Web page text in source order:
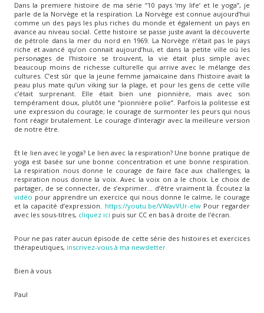
Dans la premiere histoire de ma série “10 pays ‘my life’ et le yoga”, je
parle de la Norvège et la respiration. La Norvège est connue aujourd’hui
comme un des pays les plus riches du monde et également un pays en
avance au niveau social. Cette histoire se passe juste avant la découverte
de pétrole dans la mer du nord en 1969. La Norvège n’était pas le pays
riche et avancé qu’on connait aujourd’hui, et dans la petite ville où les
personages de l’histoire se trouvent, la vie était plus simple avec
beaucoup moins de richesse culturelle qui arrive avec le mélange des
cultures. C’est sûr que la jeune femme jamaïcaine dans l’histoire avait la
peau plus mate qu’un viking sur la plage, et pour les gens de cette ville
c’était surprenant. Elle était bien une pionnière, mais avec son
tempérament doux, plutôt une “pionnière polie”. Parfois la politesse est
une expression du courage; le courage de surmonter les peurs qui nous
font réagir brutalement. Le courage d’interagir avec la meilleure version
de notre être.
Et le lien avec le yoga? Le lien avec la respiration? Une bonne pratique de
yoga est basée sur une bonne concentration et une bonne respiration.
La respiration nous donne le courage de faire face aux challenges; la
respiration nous donne la voix. Avec la voix on a le choix. Le choix de
partager, de se connecter, de s’exprimer… d’être vraiment là. Écoutez la
vidéo pour apprendre un exercice qui nous donne le calme, le courage
et la capacité d’expression. https://youtu.be/VWavVUr-elw Pour regarder
avec les sous-titres, cliquez ici puis sur CC en bas à droite de l'écran.
Pour ne pas rater aucun épisode de cette série des histoires et exercices
thérapeutiques, inscrivez-vous à ma newsletter.
Bien à vous
Paul